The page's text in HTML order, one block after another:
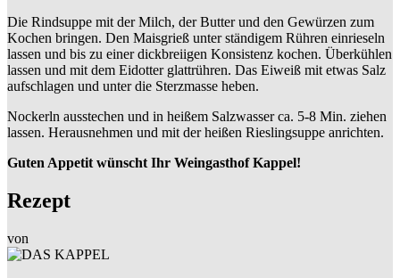
Die Rindsuppe mit der Milch, der Butter und den Gewürzen zum
Kochen bringen. Den Maisgrieß unter ständigem Rühren einrieseln
lassen und bis zu einer dickbreiigen Konsistenz kochen. Überkühlen
lassen und mit dem Eidotter glattrühren. Das Eiweiß mit etwas Salz
aufschlagen und unter die Sterzmasse heben.
Nockerln ausstechen und in heißem Salzwasser ca. 5-8 Min. ziehen
lassen. Herausnehmen und mit der heißen Rieslingsuppe anrichten.
Guten Appetit wünscht Ihr Weingasthof Kappel!
Rezept
von